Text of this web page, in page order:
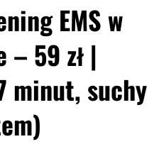
EMS w
– 59 zł |
minut, suchy